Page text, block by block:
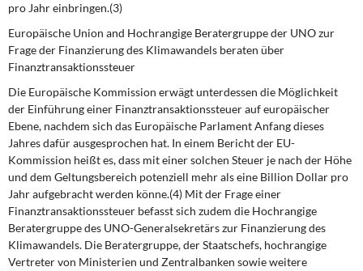
pro Jahr einbrin­gen.(3)
Europäische Union and Hochrangige Beratergruppe der UNO zur
Frage der Finanzierung des Klimawandels beraten über
Finanztransaktionssteuer
Die Europäische Kommission erwägt unterdessen die Möglichkeit
der Einführung einer Finanztran­saktionssteuer auf europäischer
Ebene, nachdem sich das Europäische Parlament Anfang dieses
Jahres dafür ausgesprochen hat. In einem Bericht der EU-
Kommission heißt es, dass mit einer sol­chen Steuer je nach der Höhe
und dem Geltungsbereich potenziell mehr als eine Billion Dollar pro
Jahr aufgebracht werden könne.(4) Mit der Frage einer
Finanztransaktionssteuer befasst sich zudem die Hochrangige
Beratergruppe des UNO-Generalsekretärs zur Finanzierung des
Klimawandels. Die Beratergruppe, der Staatschefs, hochrangige
Vertreter von Ministerien und Zentralbanken sowie weitere